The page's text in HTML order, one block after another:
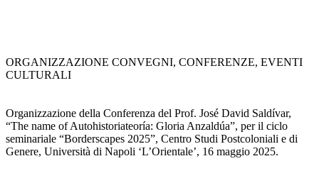
ORGANIZZAZIONE CONVEGNI, CONFERENZE, EVENTI
CULTURALI
Organizzazione della Conferenza del Prof. José David Saldívar,
“The name of Autohistoriateoría: Gloria Anzaldúa”, per il ciclo
seminariale “Borderscapes 2025”, Centro Studi Postcoloniali e di
Genere, Università di Napoli ‘L’Orientale’, 16 maggio 2025.